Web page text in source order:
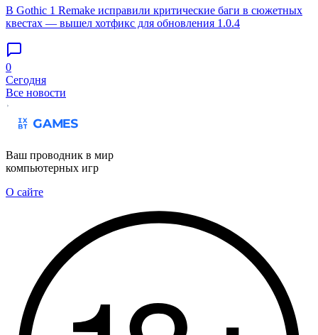
В Gothic 1 Remake исправили критические баги в сюжетных
квестах — вышел хотфикс для обновления 1.0.4
0
Сегодня
Все новости
Ваш проводник в мир
компьютерных игр
О сайте